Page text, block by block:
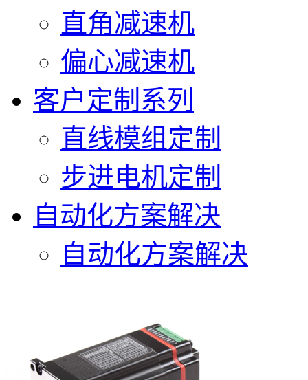
直角减速机
偏心减速机
客户定制系列
直线模组定制
步进电机定制
自动化方案解决
自动化方案解决